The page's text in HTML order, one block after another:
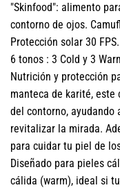
"Skinfood": alimento
contorno de ojos.
Protección solar 30
6 tonos : 3 Cold y 3
Nutrición y protección
manteca de karité,
del contorno, ayudando
revitalizar la mirada.
para cuidar tu piel de
Diseñado para pieles
cálida (warm), ideal si